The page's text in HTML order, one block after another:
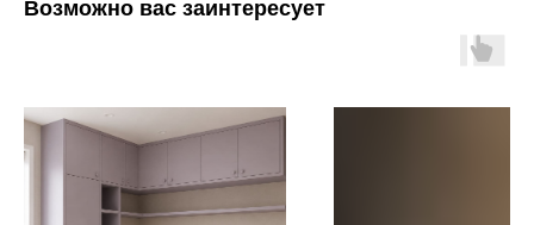
Возможно вас заинтересует